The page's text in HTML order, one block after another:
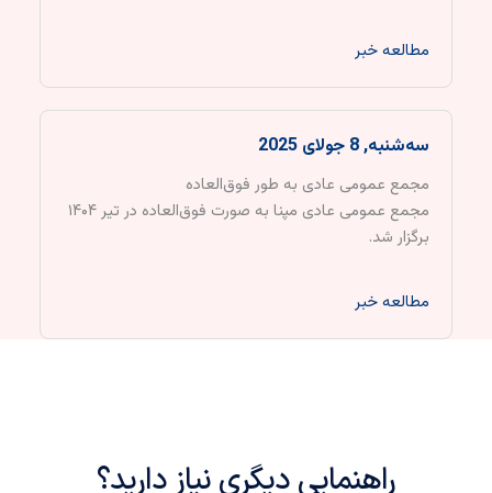
مطالعه خبر
سه‌شنبه, 8 جولای 2025
مجمع عمومی عادی به طور فوق‌العاده
مجمع عمومی عادی مپنا به صورت فوق‌العاده در تیر ۱۴۰۴
برگزار شد.
مطالعه خبر
راهنمایی دیگری نیاز دارید؟